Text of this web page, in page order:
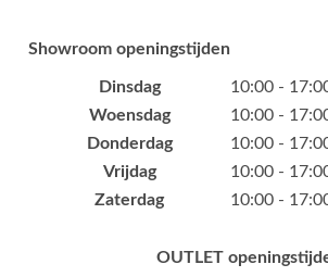
Showroom openingstijden
Dinsdag
10:00 -
Woensdag
10:00 -
Donderdag
10:00 -
Vrijdag
10:00 -
Zaterdag
10:00 -
OUTLET